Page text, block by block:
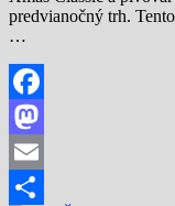
predvianočný trh.
…
Facebook
Mastodon
Email